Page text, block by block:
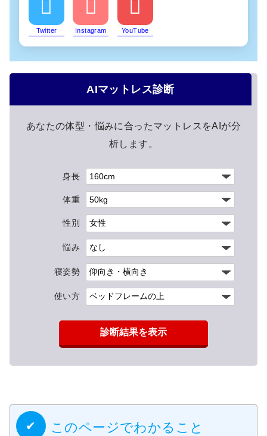
Twitter Instagram YouTube
AIマットレス診断
あなたの体型・悩みに合ったマットレスをAIが分
析します。
身長
体重
性別
悩み
寝姿勢
使い方
診断結果を表示
このページでわかること